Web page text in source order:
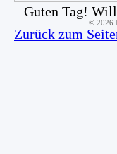
Guten Tag!
© 2026
Zurück zum